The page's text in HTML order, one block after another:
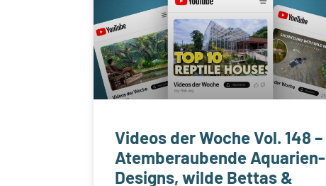
Videos der Woche Vol. 148 –
Atemberaubende Aquarien-
Designs, wilde Bettas &